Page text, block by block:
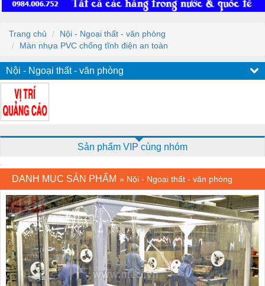
Trang chủ
Nội - Ngoại thất - văn phòng
Màn nhựa PVC chống tĩnh điện an toàn
Nội - Ngoại thất - văn phòng
Sản phẩm VIP cùng nhóm
DANH MỤC SẢN PHẨM » Nội - Ngoại thất - văn phòng